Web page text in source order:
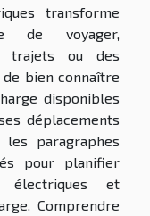
transforme
de voyager,
trajets ou des
bien connaître
disponibles
déplacements
les paragraphes
pour planifier
électriques et
Comprendre